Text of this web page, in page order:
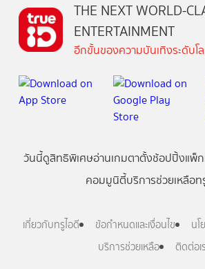
THE NEXT WORLD-
ENTERTAINMENT
อีกขั้นของความบันเทิงระดับโ
วันนี้ดูสิทธิพิเศษอ่านเกมตาตั้งช้อปปิ้งแพ็
คอมมูนิตี้บริการช่วยเหลือท
เกี่ยวกับทรูไอดี ข้อกำหนดและเงื่อนไข
นโ
บริการช่วยเหลือ
ติดต่อเ